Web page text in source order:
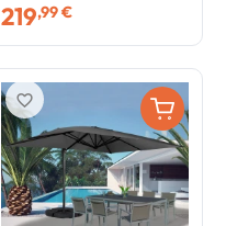
219,99 €
favorite_border